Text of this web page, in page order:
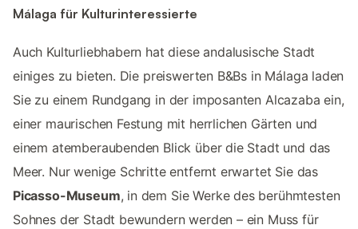
Málaga für Kulturinteressierte
Auch Kulturliebhabern hat diese andalusische Stadt
einiges zu bieten. Die preiswerten B&Bs in Málaga laden
Sie zu einem Rundgang in der imposanten Alcazaba ein,
einer maurischen Festung mit herrlichen Gärten und
einem atemberaubenden Blick über die Stadt und das
Meer. Nur wenige Schritte entfernt erwartet Sie das
Picasso-Museum, in dem Sie Werke des berühmtesten
Sohnes der Stadt bewundern werden – ein Muss für